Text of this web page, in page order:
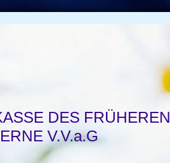
DES FRÜHEREN
V.V.a.G